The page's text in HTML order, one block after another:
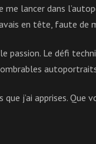
lancer dans
en tête, faute de
passion. Le défi
j’ai apprises. Que